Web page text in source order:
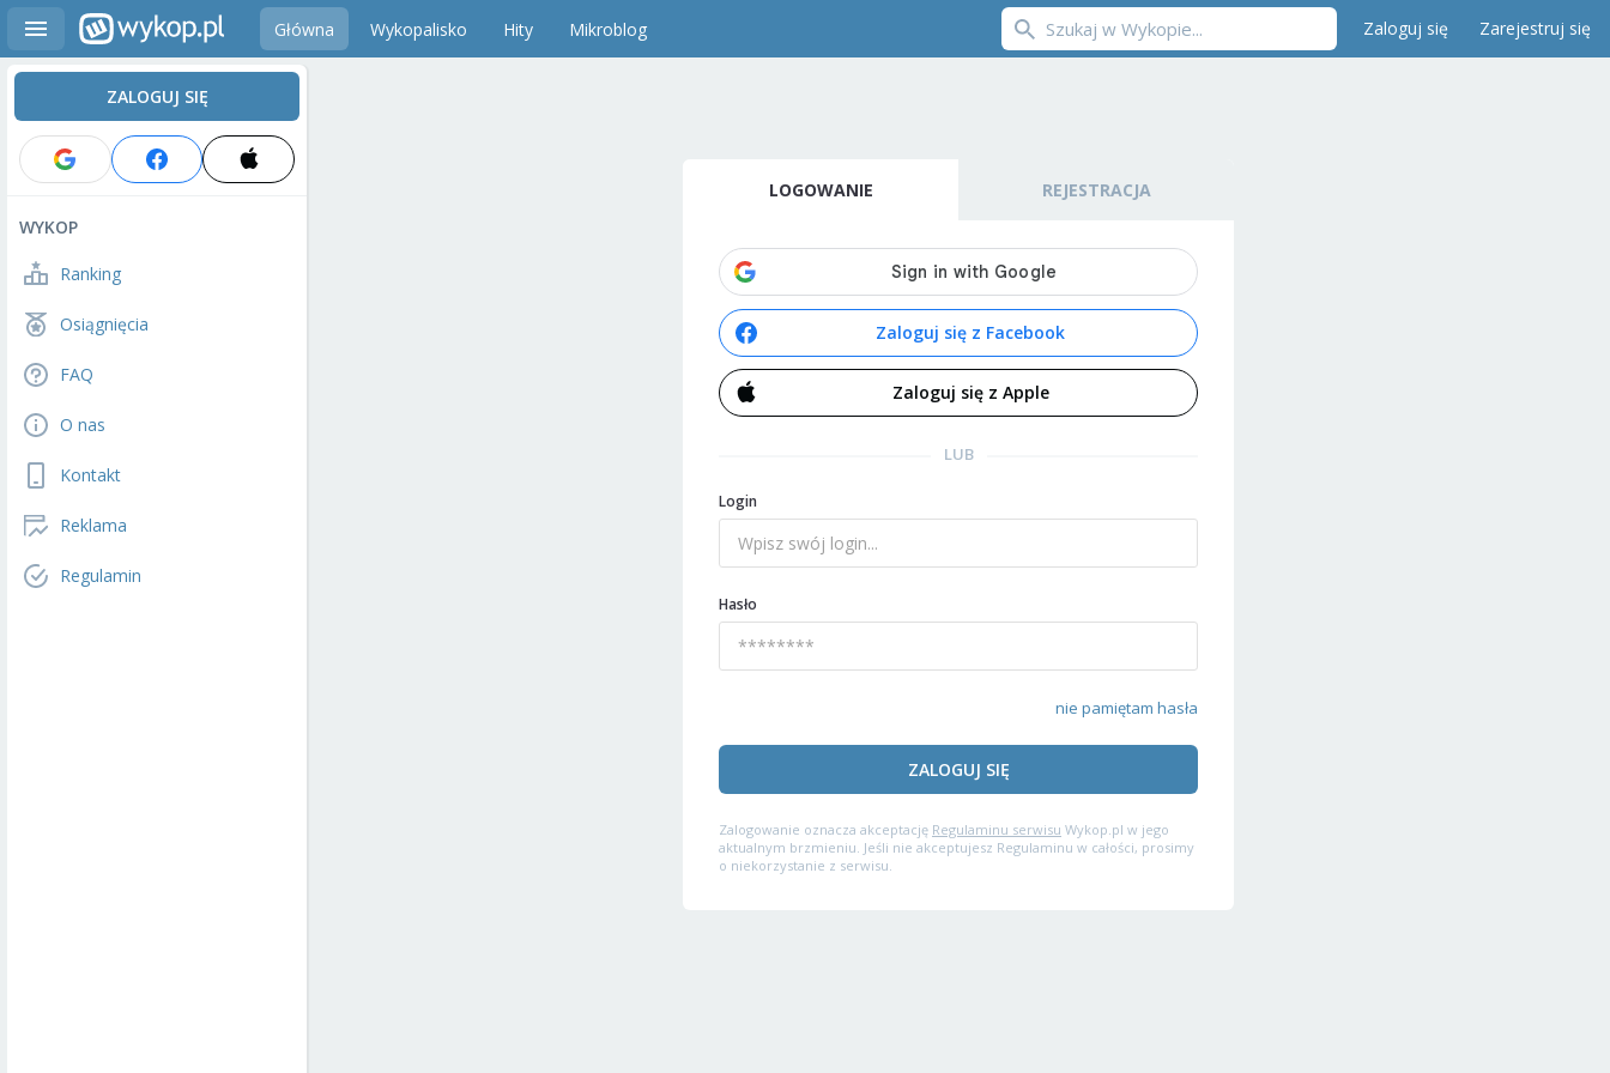
Główna Wykopalisko Hity Mikroblog Zaloguj się Zarejestruj się
ZALOGUJ SIĘ
WYKOP
Ranking
Osiągnięcia
FAQ
O nas
Kontakt
Reklama
Regulamin
LOGOWANIE REJESTRACJA
Zaloguj się z Facebook
Zaloguj się z Apple
LUB
Login
Hasło
nie pamiętam hasła
ZALOGUJ SIĘ
Zalogowanie oznacza akceptację Regulaminu serwisu Wykop.pl w jego
aktualnym brzmieniu. Jeśli nie akceptujesz Regulaminu w całości, prosimy
o niekorzystanie z serwisu.